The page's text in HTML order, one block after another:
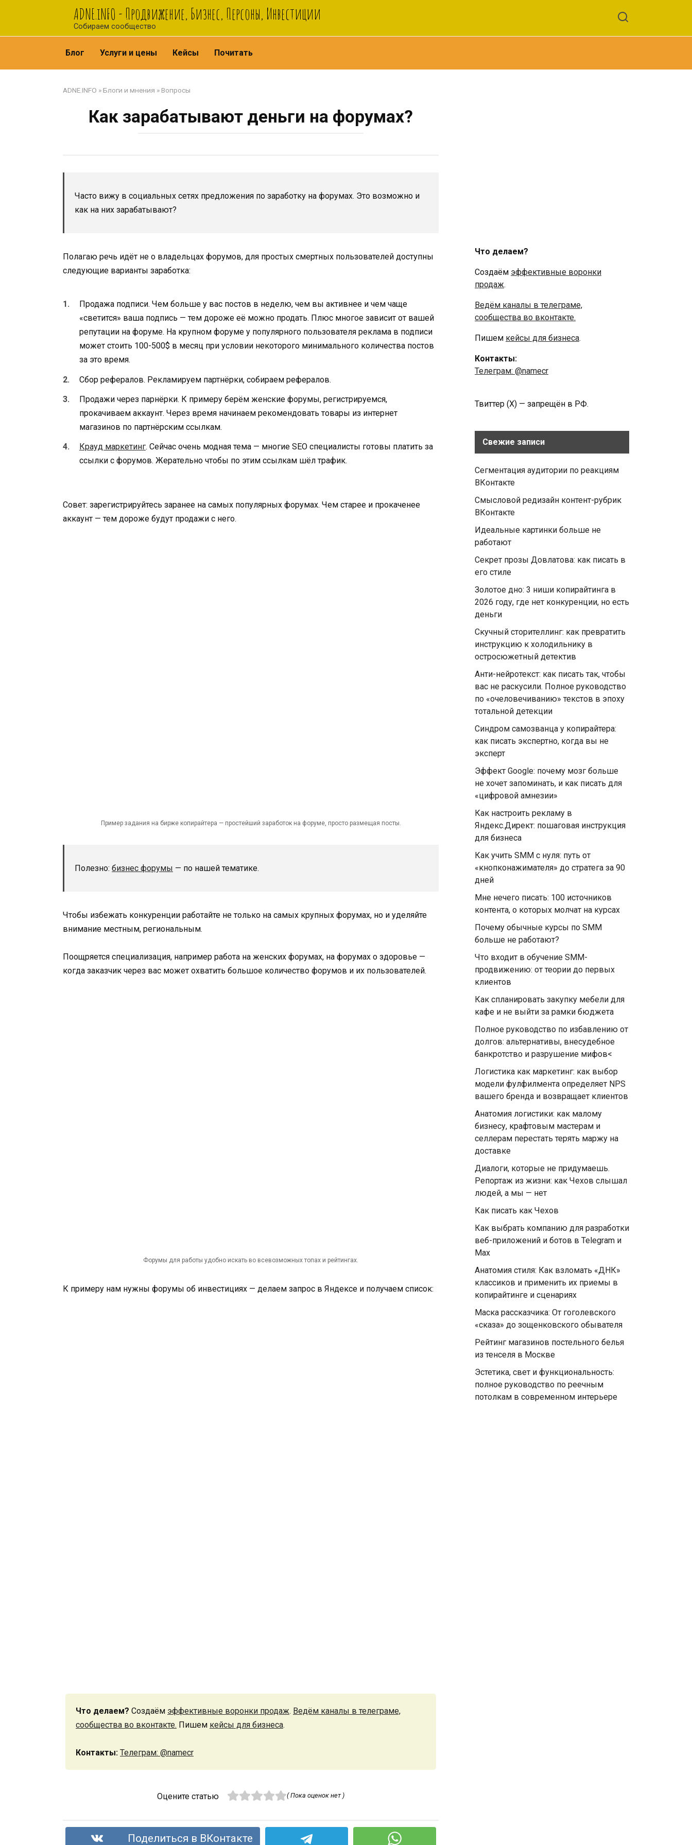
ADNE.iNFO - Продвижение, Бизнес, Персоны, Инвестиции
Собираем сообщество
Блог Услуги и цены Кейсы Почитать
ADNE.INFO »Блоги и мнения » Вопросы
Как зарабатывают деньги на форумах?
Часто вижу в социальных сетях предложения по заработку на форумах. Это возможно и
как на них зарабатывают?
Полагаю речь идёт не о владельцах форумов, для простых смертных пользователей доступны
следующие варианты заработка:
Продажа подписи. Чем больше у вас постов в неделю, чем вы активнее и чем чаще
«светится» ваша подпись — тем дороже её можно продать. Плюс многое зависит от вашей
репутации на форуме. На крупном форуме у популярного пользователя реклама в подписи
может стоить 100-500$ в месяц при условии некоторого минимального количества постов
за это время.
Сбор рефералов. Рекламируем партнёрки, собираем рефералов.
Продажи через парнёрки. К примеру берём женские форумы, регистрируемся,
прокачиваем аккаунт. Через время начинаем рекомендовать товары из интернет
магазинов по партнёрским ссылкам.
Крауд маркетинг. Сейчас очень модная тема — многие SEO специалисты готовы платить за
ссылки с форумов. Жерательно чтобы по этим ссылкам шёл трафик.
Совет: зарегистрируйтесь заранее на самых популярных форумах. Чем старее и прокаченее
аккаунт — тем дороже будут продажи с него.
Пример задания на бирже копирайтера — простейший заработок на форуме, просто размещая посты.
Полезно: бизнес форумы — по нашей тематике.
Чтобы избежать конкуренции работайте не только на самых крупных форумах, но и уделяйте
внимание местным, региональным.
Поощряется специализация, например работа на женских форумах, на форумах о здоровье —
когда заказчик через вас может охватить большое количество форумов и их пользователей.
Форумы для работы удобно искать во всевозможных топах и рейтингах.
К примеру нам нужны форумы об инвестициях — делаем запрос в Яндексе и получаем список:
Что делаем? Создаём эффективные воронки продаж. Ведём каналы в телеграме,
сообщества во вконтакте. Пишем кейсы для бизнеса.
Контакты: Телеграм: @namecr
Оцените статью ( Пока оценок нет )
Поделиться в ВКонтакте
Что делаем?
Создаём эффективные воронки
продаж.
Ведём каналы в телеграме,
сообщества во вконтакте.
Пишем кейсы для бизнеса.
Контакты:
Телеграм: @namecr
Твиттер (Х) — запрещён в РФ.
Свежие записи
Сегментация аудитории по реакциям
ВКонтакте
Смысловой редизайн контент-рубрик
ВКонтакте
Идеальные картинки больше не
работают
Секрет прозы Довлатова: как писать в
его стиле
Золотое дно: 3 ниши копирайтинга в
2026 году, где нет конкуренции, но есть
деньги
Скучный сторителлинг: как превратить
инструкцию к холодильнику в
остросюжетный детектив
Анти-нейротекст: как писать так, чтобы
вас не раскусили. Полное руководство
по «очеловечиванию» текстов в эпоху
тотальной детекции
Синдром самозванца у копирайтера:
как писать экспертно, когда вы не
эксперт
Эффект Google: почему мозг больше
не хочет запоминать, и как писать для
«цифровой амнезии»
Как настроить рекламу в
Яндекс.Директ: пошаговая инструкция
для бизнеса
Как учить SMM с нуля: путь от
«кнопконажимателя» до стратега за 90
дней
Мне нечего писать: 100 источников
контента, о которых молчат на курсах
Почему обычные курсы по SMM
больше не работают?
Что входит в обучение SMM-
продвижению: от теории до первых
клиентов
Как спланировать закупку мебели для
кафе и не выйти за рамки бюджета
Полное руководство по избавлению от
долгов: альтернативы, внесудебное
банкротство и разрушение мифов<
Логистика как маркетинг: как выбор
модели фулфилмента определяет NPS
вашего бренда и возвращает клиентов
Анатомия логистики: как малому
бизнесу, крафтовым мастерам и
селлерам перестать терять маржу на
доставке
Диалоги, которые не придумаешь.
Репортаж из жизни: как Чехов слышал
людей, а мы — нет
Как писать как Чехов
Как выбрать компанию для разработки
веб-приложений и ботов в Telegram и
Max
Анатомия стиля: Как взломать «ДНК»
классиков и применить их приемы в
копирайтинге и сценариях
Маска рассказчика: От гоголевского
«сказа» до зощенковского обывателя
Рейтинг магазинов постельного белья
из тенселя в Москве
Эстетика, свет и функциональность:
полное руководство по реечным
потолкам в современном интерьере